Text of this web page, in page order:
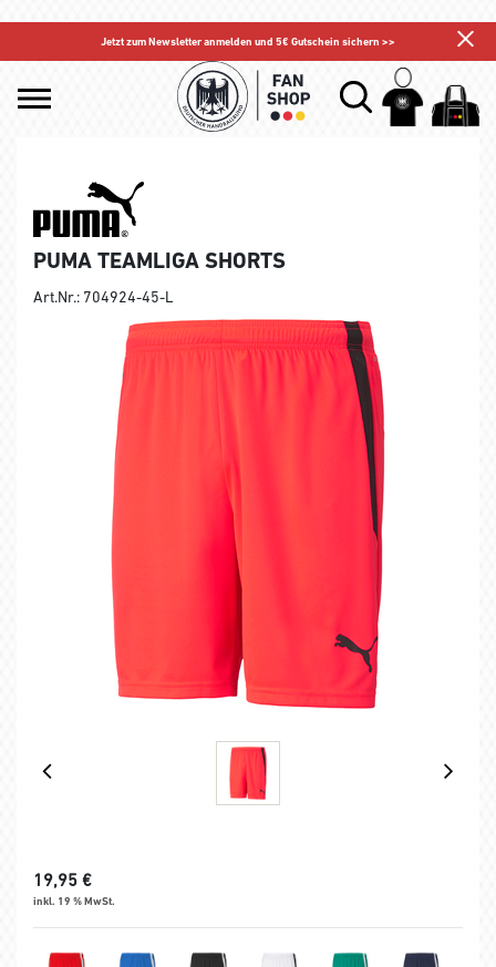
Jetzt zum Newsletter anmelden und 5€ Gutschein sichern >>
PUMA TEAMLIGA SHORTS
Art.Nr.: 704924-45-L
19,95 €
inkl. 19 % MwSt.